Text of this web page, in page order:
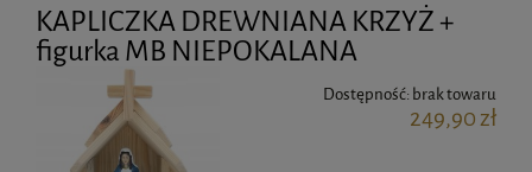
KAPLICZKA DREWNIANA KRZYŻ +
figurka MB NIEPOKALANA
Dostępność: brak towaru
249,90 zł